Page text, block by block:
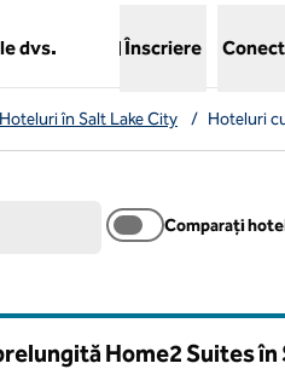
dvs. Înscriere
Hoteluri în Salt Lake City / Hoteluri
Comparați
Home2 Suites în